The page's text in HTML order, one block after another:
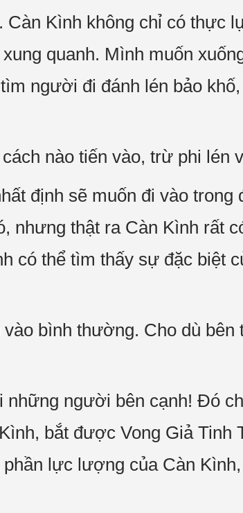
Càn Kình không chỉ có thực
quanh. Mình muốn
người đi đánh lén bảo
nào tiến vào, trừ phi lén
định sẽ muốn đi vào trong
nhưng thật ra Càn Kình rất
có thể tìm thấy sự đặc biệt
bình thường. Cho dù bên
người bên cạnh! Đó
bắt được Vong Giả Tinh
lực lượng của Càn